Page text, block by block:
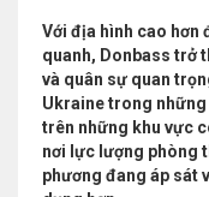
Với địa hình cao hơn
quanh, Donbass trở
và quân sự quan
Ukraine trong
trên những khu vực
nơi lực lượng phòng
phương đang áp sát